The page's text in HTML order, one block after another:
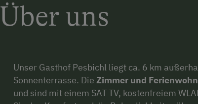
Über uns
Unser Gasthof Pesbichl liegt ca. 6 km
Sonnenterrasse. Die Zimmer und
und sind mit einem SAT TV, kostenfreiem